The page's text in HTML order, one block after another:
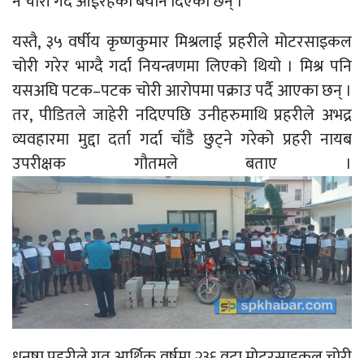
यस्तै, ३५ वर्षीय कृष्णकुमार मिश्रलाई प्रहरीले मोटरसाइकल
चोरी गरेर भाग्दै गर्दा नियन्त्रणमा लिएको थियो । मिश्र पनि
यसअघि पटक–पटक चोरी आरोपमा पक्राउ पर्दै आएका छन् ।
तर, पीडितले जाहेरी नदिएपछि उनीहरुमाथि प्रहरीले अभद्र
व्यवहारमा मुद्दा दर्ता गर्दा चाँडै छुट्ने गरेको प्रहरी नायब
उपरीक्षक गौतमले बताए ।